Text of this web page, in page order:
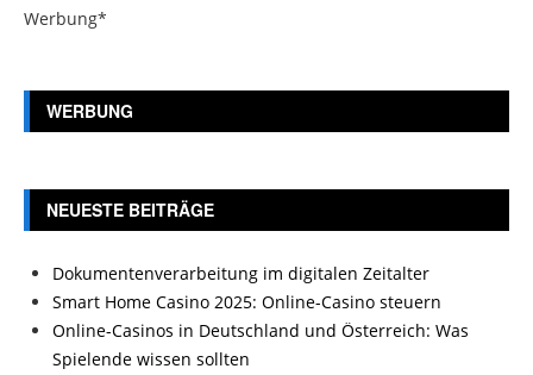
Werbung*
WERBUNG
NEUESTE BEITRÄGE
Dokumentenverarbeitung im digitalen Zeitalter
Smart Home Casino 2025: Online-Casino steuern
Online-Casinos in Deutschland und Österreich: Was
Spielende wissen sollten